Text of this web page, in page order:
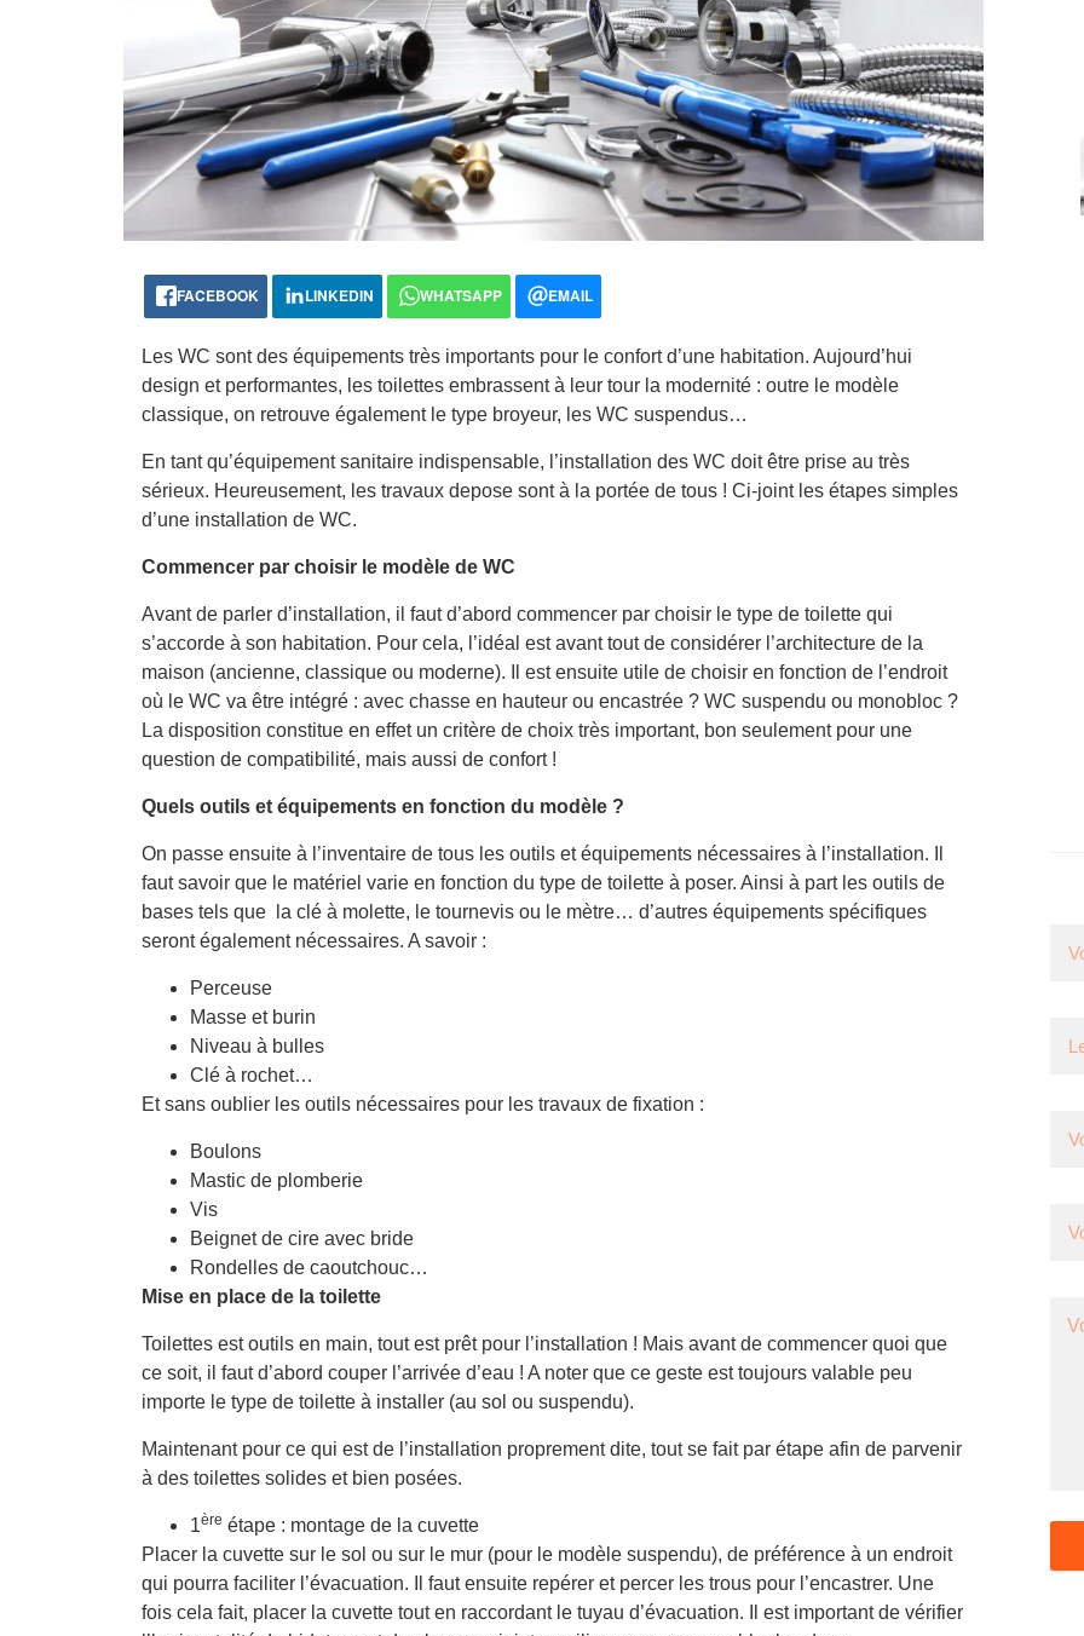
FACEBOOK LINKEDIN WHATSAPP EMAIL
Les WC sont des équipements très importants pour le confort d’une habitation. Aujourd’hui
design et performantes, les toilettes embrassent à leur tour la modernité : outre le modèle
classique, on retrouve également le type broyeur, les WC suspendus…
En tant qu’équipement sanitaire indispensable, l’installation des WC doit être prise au très
sérieux. Heureusement, les travaux depose sont à la portée de tous ! Ci-joint les étapes simples
d’une installation de WC.
Commencer par choisir le modèle de WC
Avant de parler d’installation, il faut d’abord commencer par choisir le type de toilette qui
s’accorde à son habitation. Pour cela, l’idéal est avant tout de considérer l’architecture de la
maison (ancienne, classique ou moderne). Il est ensuite utile de choisir en fonction de l’endroit
où le WC va être intégré : avec chasse en hauteur ou encastrée ? WC suspendu ou monobloc ?
La disposition constitue en effet un critère de choix très important, bon seulement pour une
question de compatibilité, mais aussi de confort !
Quels outils et équipements en fonction du modèle ?
On passe ensuite à l’inventaire de tous les outils et équipements nécessaires à l’installation. Il
faut savoir que le matériel varie en fonction du type de toilette à poser. Ainsi à part les outils de
bases tels que la clé à molette, le tournevis ou le mètre… d’autres équipements spécifiques
seront également nécessaires. A savoir :
Perceuse
Masse et burin
Niveau à bulles
Clé à rochet…
Et sans oublier les outils nécessaires pour les travaux de fixation :
Boulons
Mastic de plomberie
Vis
Beignet de cire avec bride
Rondelles de caoutchouc…
Mise en place de la toilette
Toilettes est outils en main, tout est prêt pour l’installation ! Mais avant de commencer quoi que
ce soit, il faut d’abord couper l’arrivée d’eau ! A noter que ce geste est toujours valable peu
importe le type de toilette à installer (au sol ou suspendu).
Maintenant pour ce qui est de l’installation proprement dite, tout se fait par étape afin de parvenir
à des toilettes solides et bien posées.
1ère étape : montage de la cuvette
Placer la cuvette sur le sol ou sur le mur (pour le modèle suspendu), de préférence à un endroit
qui pourra faciliter l’évacuation. Il faut ensuite repérer et percer les trous pour l’encastrer. Une
fois cela fait, placer la cuvette tout en raccordant le tuyau d’évacuation. Il est important de vérifier